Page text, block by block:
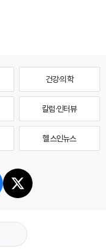
건강·의학
칼럼·인터뷰
헬스인뉴스